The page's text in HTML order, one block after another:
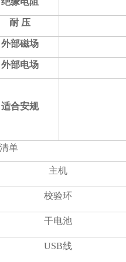
耐 压
外部磁场
外部电场
适合安规
单
主机
校验环
干电池
USB线